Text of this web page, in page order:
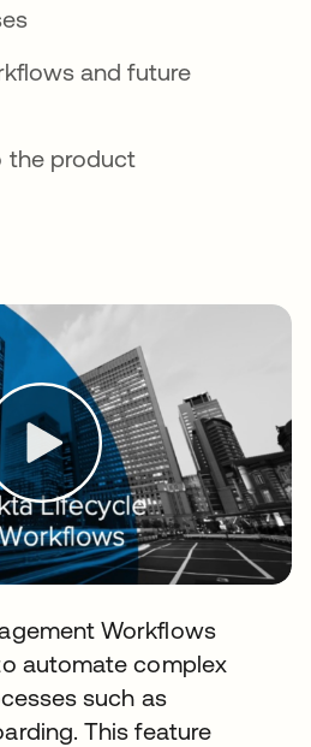
and future
the product
Workflows
automate complex
such as
This feature